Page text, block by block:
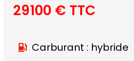
29100 € TTC
Carburant : hybride